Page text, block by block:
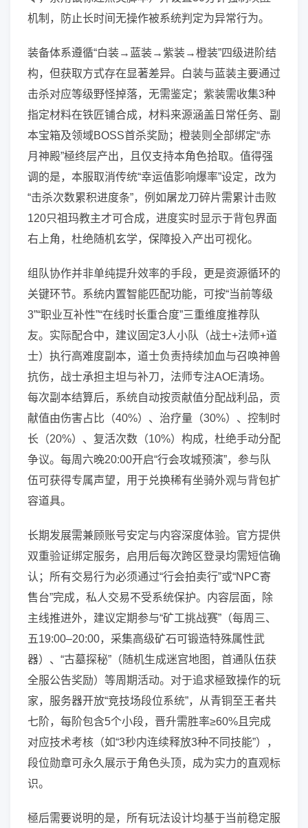
机制，防止长时间无操作被系统判定为异常行为。
装备体系遵循“白装→蓝装→紫装→橙装”四级进阶结
构，但获取方式存在显著差异。白装与蓝装主要通过
击杀对应等级野怪掉落，无需鉴定；紫装需收集3种
指定材料在铁匠铺合成，材料来源涵盖日常任务、副
本宝箱及领域BOSS首杀奖励；橙装则全部绑定“赤
月神殿”極终层产出，且仅支持本角色拾取。值得强
调的是，本服取消传统“幸运值影响爆率”设定，改为
“击杀次数累积进度条”，例如屠龙刀碎片需累计击败
120只祖玛教主才可合成，进度实时显示于背包界面
右上角，杜绝随机玄学，保障投入产出可视化。
组队协作并非单纯提升效率的手段，更是资源循环的
关键环节。系统内置智能匹配功能，可按“当前等级
3”“职业互补性”“在线时长重合度”三重维度推荐队
友。实际配合中，建议固定3人小队（战士+法师+道
士）执行高难度副本，道士负责持续加血与召唤神兽
抗伤，战士承担主坦与补刀，法师专注AOE清场。
每次副本结算后，系统自动按贡献值分配战利品，贡
献值由伤害占比（40%）、治疗量（30%）、控制时
长（20%）、复活次数（10%）构成，杜绝手动分配
争议。每周六晚20:00开启“行会攻城预演”，参与队
伍可获得专属声望，用于兑换稀有坐骑外观与背包扩
容道具。
长期发展需兼顾账号安定与内容深度体验。官方提供
双重验证绑定服务，启用后每次跨区登录均需短信确
认；所有交易行为必须通过“行会拍卖行”或“NPC寄
售台”完成，私人交易不受系统保护。内容层面，除
主线推进外，建议定期参与“矿工挑战赛”（每周三、
五19:00–20:00，采集高级矿石可锻造特殊属性武
器）、“古墓探秘”（随机生成迷宫地图，首通队伍获
全服公告奖励）等周期活动。对于追求極致操作的玩
家，服务器开放“竞技场段位系统”，从青铜至王者共
七阶，每阶包含5个小段，晋升需胜率≥60%且完成
对应技术考核（如“3秒内连续释放3种不同技能”），
段位勋章可永久展示于角色头顶，成为实力的直观标
识。
極后需要说明的是，所有玩法设计均基于当前稳定服